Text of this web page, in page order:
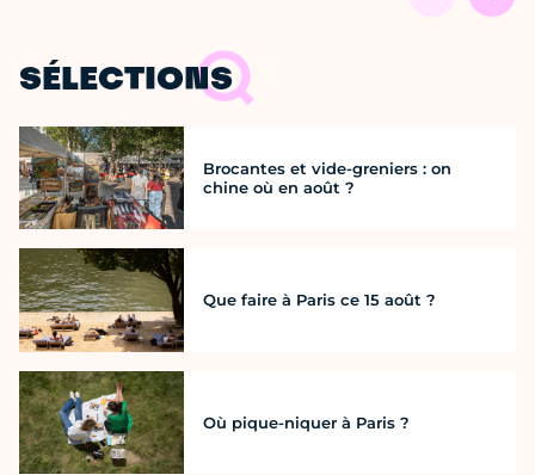
SÉLECTIONS
Brocantes et vide-greniers : on
chine où en août ?
Que faire à Paris ce 15 août ?
Où pique-niquer à Paris ?